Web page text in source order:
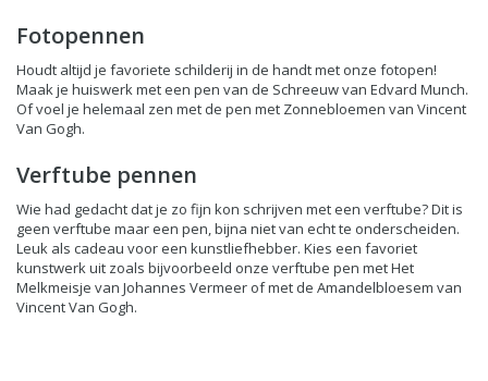
Fotopennen
Houdt altijd je favoriete schilderij in de handt met onze fotopen!
Maak je huiswerk met een pen van de Schreeuw van Edvard Munch.
Of voel je helemaal zen met de pen met Zonnebloemen van Vincent
Van Gogh.
Verftube pennen
Wie had gedacht dat je zo fijn kon schrijven met een verftube? Dit is
geen verftube maar een pen, bijna niet van echt te onderscheiden.
Leuk als cadeau voor een kunstliefhebber. Kies een favoriet
kunstwerk uit zoals bijvoorbeeld onze verftube pen met Het
Melkmeisje van Johannes Vermeer of met de Amandelbloesem van
Vincent Van Gogh.